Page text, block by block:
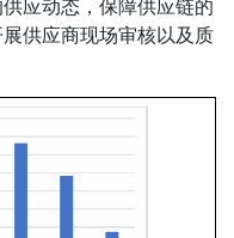
应动态，保障供应链的
供应商现场审核以及质